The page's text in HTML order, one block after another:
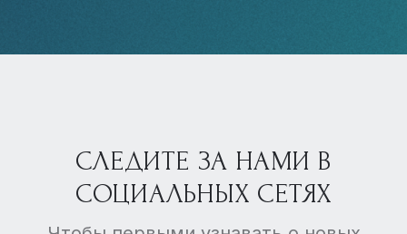
СЛЕДИТЕ ЗА НАМИ В
СОЦИАЛЬНЫХ СЕТЯХ